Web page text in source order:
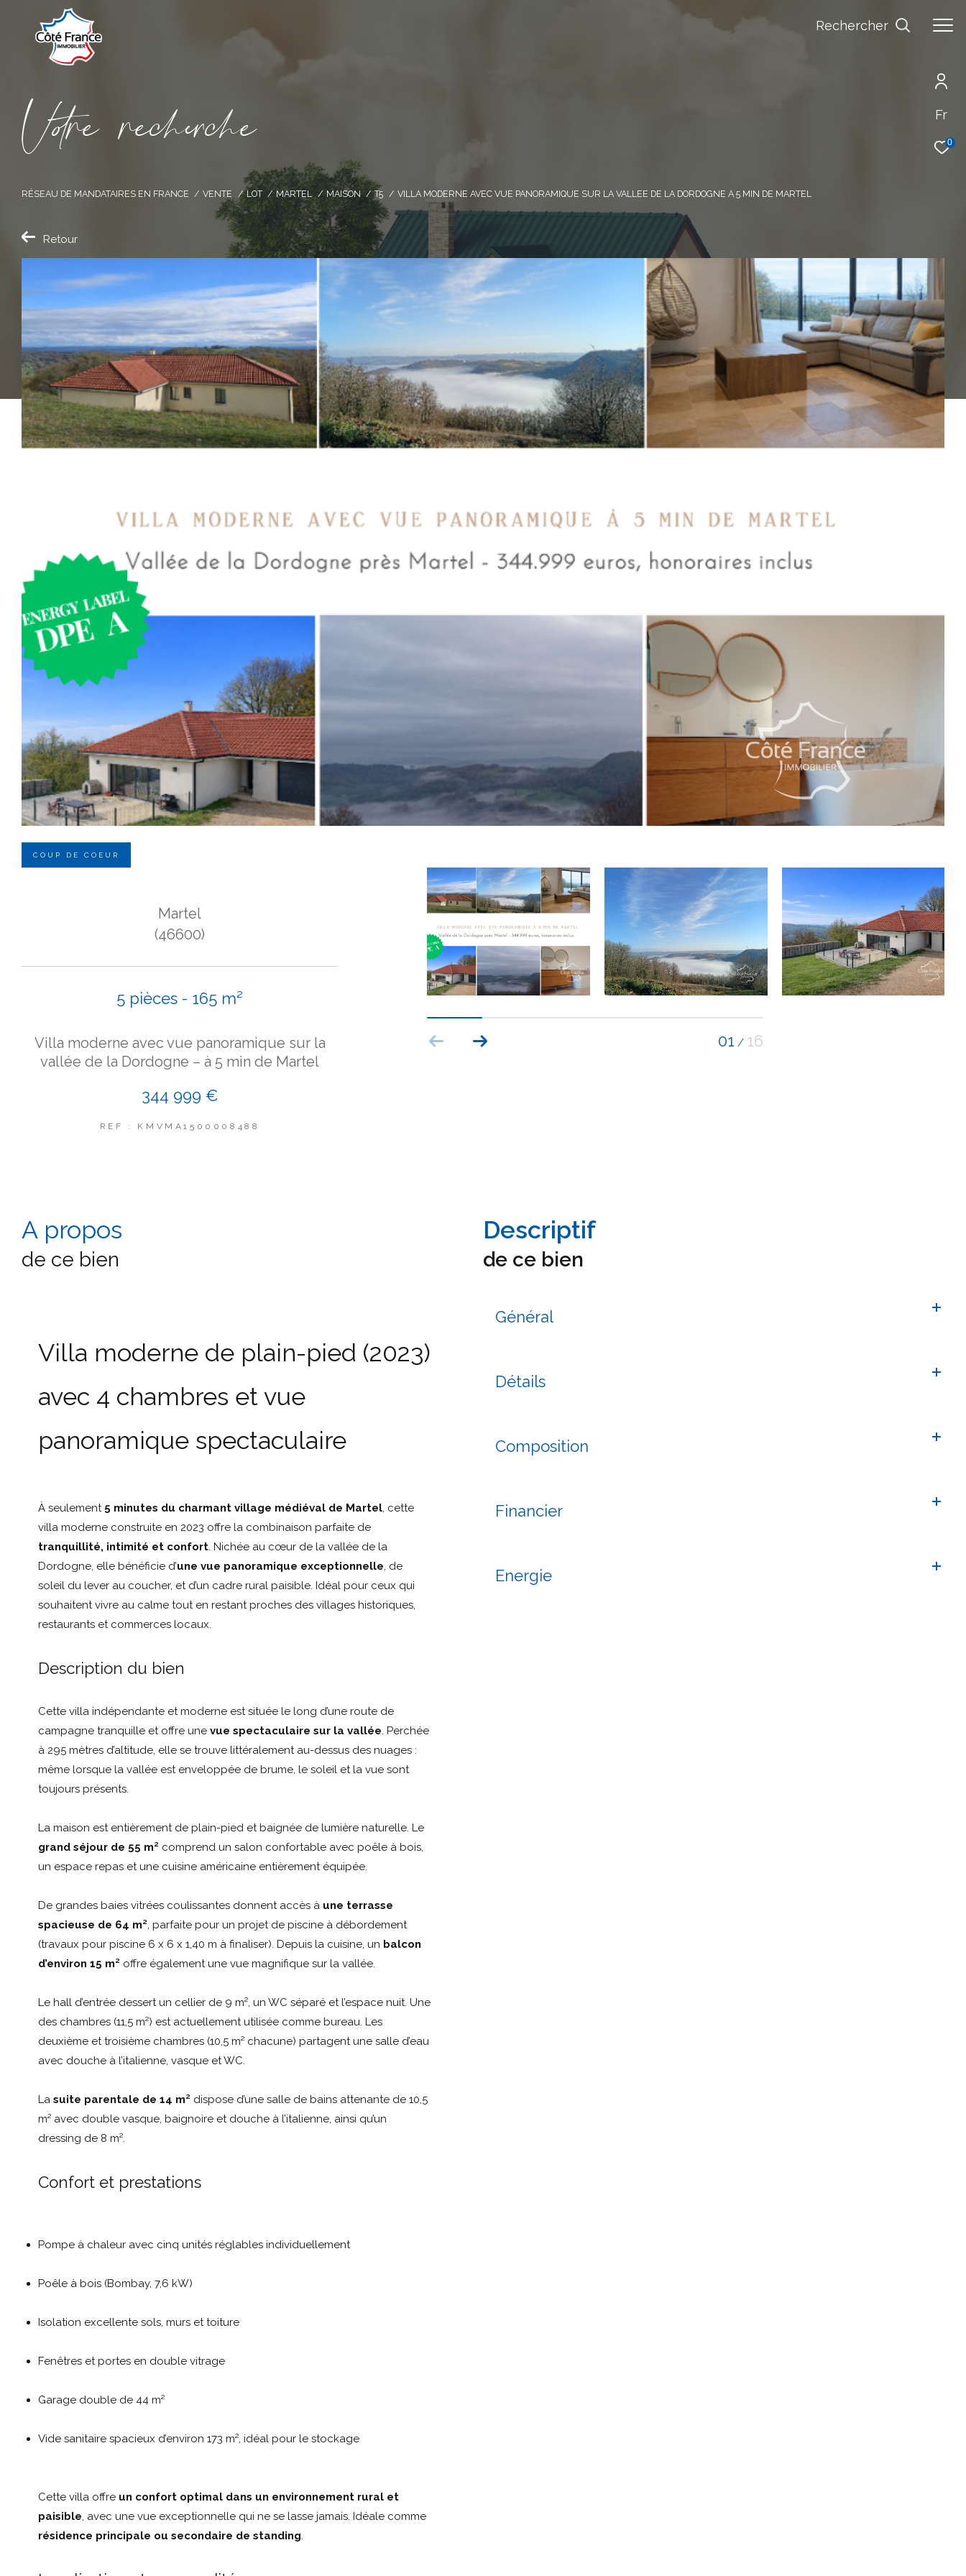
Fr
0
Rechercher
Vore recece
RÉSEAU DE MANDATAIRES EN FRANCE VENTE LOT MARTEL MAISON T5 VILLA MODERNE AVEC VUE PANORAMIQUE SUR LA VALLEE DE LA DORDOGNE A 5 MIN DE MARTEL
Retour
COUP DE COEUR
01 / 16
Martel
(46600)
5 pièces - 165 m²
Villa moderne avec vue panoramique sur la
vallée de la Dordogne – à 5 min de Martel
344 999 €
REF : KMVMA1500008488
a propos
de ce bien
Villa moderne de plain-pied (2023)
avec 4 chambres et vue
panoramique spectaculaire
À seulement 5 minutes du charmant village médiéval de Martel, cette
villa moderne construite en 2023 offre la combinaison parfaite de
tranquillité, intimité et confort. Nichée au cœur de la vallée de la
Dordogne, elle bénéficie d’une vue panoramique exceptionnelle, de
soleil du lever au coucher, et d’un cadre rural paisible. Idéal pour ceux qui
souhaitent vivre au calme tout en restant proches des villages historiques,
restaurants et commerces locaux.
Description du bien
Cette villa indépendante et moderne est située le long d’une route de
campagne tranquille et offre une vue spectaculaire sur la vallée. Perchée
à 295 mètres d’altitude, elle se trouve littéralement au-dessus des nuages :
même lorsque la vallée est enveloppée de brume, le soleil et la vue sont
toujours présents.
La maison est entièrement de plain-pied et baignée de lumière naturelle. Le
grand séjour de 55 m² comprend un salon confortable avec poêle à bois,
un espace repas et une cuisine américaine entièrement équipée.
De grandes baies vitrées coulissantes donnent accès à une terrasse
spacieuse de 64 m², parfaite pour un projet de piscine à débordement
(travaux pour piscine 6 x 6 x 1,40 m à finaliser). Depuis la cuisine, un balcon
d’environ 15 m² offre également une vue magnifique sur la vallée.
Le hall d’entrée dessert un cellier de 9 m², un WC séparé et l’espace nuit. Une
des chambres (11,5 m²) est actuellement utilisée comme bureau. Les
deuxième et troisième chambres (10,5 m² chacune) partagent une salle d’eau
avec douche à l’italienne, vasque et WC.
La suite parentale de 14 m² dispose d’une salle de bains attenante de 10,5
m² avec double vasque, baignoire et douche à l’italienne, ainsi qu’un
dressing de 8 m².
Confort et prestations
Pompe à chaleur avec cinq unités réglables individuellement
Poêle à bois (Bombay, 7,6 kW)
Isolation excellente sols, murs et toiture
Fenêtres et portes en double vitrage
Garage double de 44 m²
Vide sanitaire spacieux d’environ 173 m², idéal pour le stockage
Cette villa offre un confort optimal dans un environnement rural et
paisible, avec une vue exceptionnelle qui ne se lasse jamais. Idéale comme
résidence principale ou secondaire de standing.
descriptif
de ce bien
Général
Détails
Composition
Financier
Energie